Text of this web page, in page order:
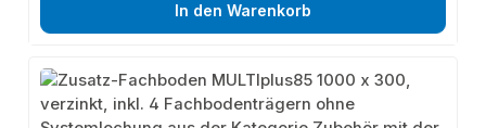
In den Warenkorb